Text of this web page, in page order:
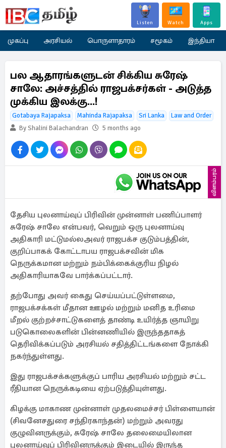
Listen Watch Apps
முகப்பு அரசியல் பொருளாதாரம் சமூகம் இந்தியா
பல ஆதாரங்களுடன் சிக்கிய சுரேஷ்
சாலே: அச்சத்தில் ராஜபக்‌சர்கள் - அடுத்த
முக்கிய இலக்கு...!
Gotabaya Rajapaksa Mahinda Rajapaksa Sri Lanka
Law and Order
By Shalini Balachandran
5 months ago
விளம்பரம்
தேசிய புலனாய்வுப் பிரிவின் முன்னாள் பணிப்பாளர்
சுரேஷ் சாலே என்பவர், வெறும் ஒரு புலனாய்வு
அதிகாரி மட்டுமல்லஅவர் ராஜபக்ச குடும்பத்தின்,
குறிப்பாகக் கோட்டாபய ராஜபக்சவின் மிக
நெருக்கமான மற்றும் நம்பிக்கைக்குரிய நிழல்
அதிகாரியாகவே பார்க்கப்பட்டார்.
தற்போது அவர் கைது செய்யப்பட்டுள்ளமை,
ராஜபக்சக்கள் மீதான ஊழல் மற்றும் மனித உரிமை
மீறல் குற்றச்சாட்டுகளைத் தாண்டி உயிர்த்த ஞாயிறு
படுகொலைகளின் பின்னணியில் இருந்ததாகத்
தெரிவிக்கப்படும் அரசியல் சதித்திட்டங்களை நோக்கி
நகர்ந்துள்ளது.
இது ராஜபக்சக்களுக்குப் பாரிய அரசியல் மற்றும் சட்ட
ரீதியான நெருக்கடியை ஏற்படுத்தியுள்ளது.
கிழக்கு மாகாண முன்னாள் முதலமைச்சர் பிள்ளையான்
(சிவனேசதுரை சந்திரகாந்தன்) மற்றும் அவரது
குழுவினருக்கும், சுரேஷ் சாலே தலைமையிலான
புலனாய்வுப் பிரிவினருக்கும் இடையில் இருந்த